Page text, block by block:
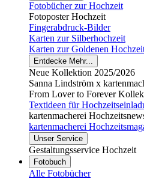
Fotobücher zur Hochzeit
Fotoposter Hochzeit
Fingerabdruck-Bilder
Karten zur Silberhochzeit
Karten zur Goldenen
Entdecke Mehr...
Neue Kollektion 2025/2026
Sanna Lindström x
From Lover to Forever
Textideen für
kartenmacherei
kartenmacherei
Unser Service
Gestaltungsservice Hochzeit
Fotobuch
Alle Fotobücher